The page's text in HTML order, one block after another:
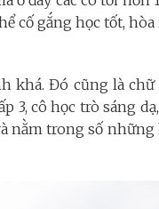
cố gắng học tốt, hòa
khá. Đó cũng là
3, cô học trò sáng
nằm trong số